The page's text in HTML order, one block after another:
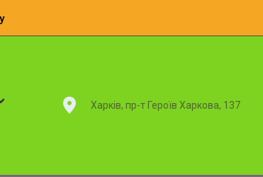
Харків, пр-т Героїв Харкова, 137